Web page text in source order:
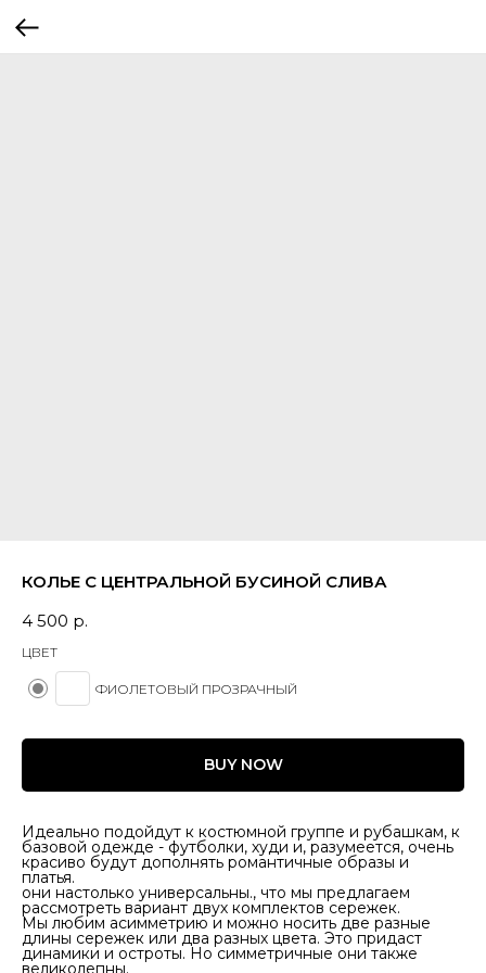
КОЛЬЕ С ЦЕНТРАЛЬНОЙ БУСИНОЙ СЛИВА
4 500 р.
ЦВЕТ
ФИОЛЕТОВЫЙ ПРОЗРАЧНЫЙ
BUY NOW
Идеально подойдут к костюмной группе и рубашкам, к
базовой одежде - футболки, худи и, разумеется, очень
красиво будут дополнять романтичные образы и
платья.
они настолько универсальны., что мы предлагаем
рассмотреть вариант двух комплектов сережек.
Мы любим асимметрию и можно носить две разные
длины сережек или два разных цвета. Это придаст
динамики и остроты. Но симметричные они также